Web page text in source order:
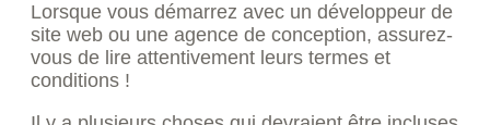
Lorsque vous démarrez avec un développeur de
site web ou une agence de conception, assurez-
vous de lire attentivement leurs termes et
conditions !